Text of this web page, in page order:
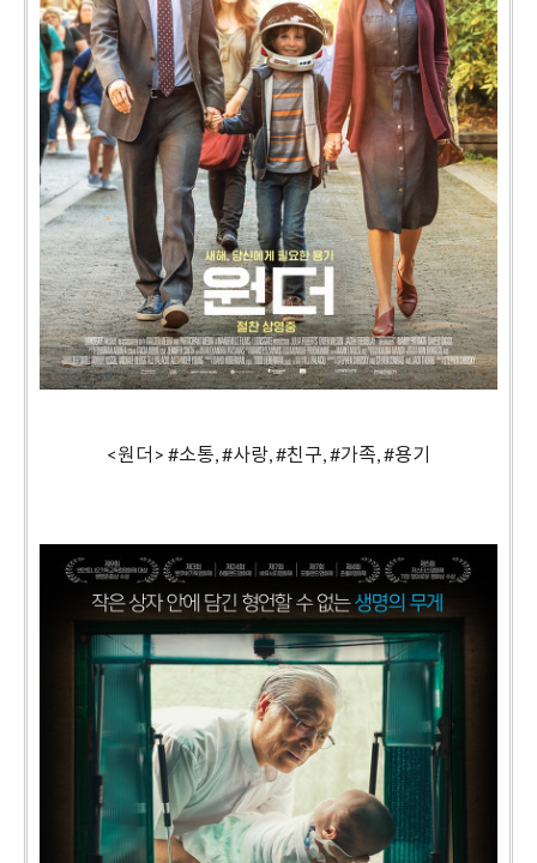
<원더> #소통, #사랑, #친구, #가족, #용기